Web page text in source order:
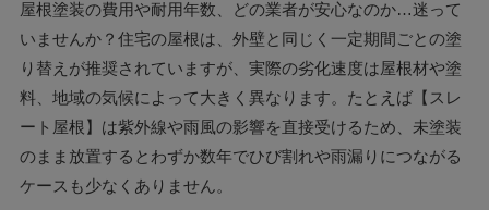
屋根塗装の費用や耐用年数、どの業者が安心なのか…迷って
いませんか？住宅の屋根は、外壁と同じく一定期間ごとの塗
り替えが推奨されていますが、実際の劣化速度は屋根材や塗
料、地域の気候によって大きく異なります。たとえば【スレ
ート屋根】は紫外線や雨風の影響を直接受けるため、未塗装
のまま放置するとわずか数年でひび割れや雨漏りにつながる
ケースも少なくありません。